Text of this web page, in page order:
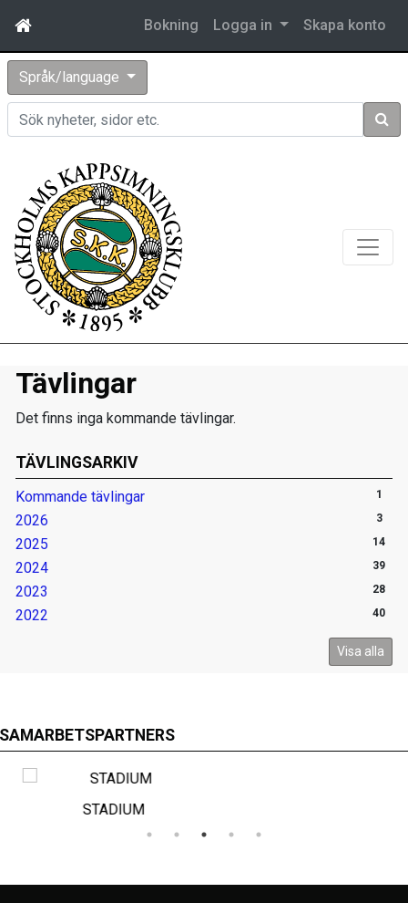
Bokning Logga in Skapa konto
Språk/language
Sök
TÄVLINGSARKIV
Kommande tävlingar 1
2026 3
2025 14
2024 39
2023 28
2022 40
Visa alla
Tävlingar
Det finns inga kommande tävlingar.
SAMARBETSPARTNERS